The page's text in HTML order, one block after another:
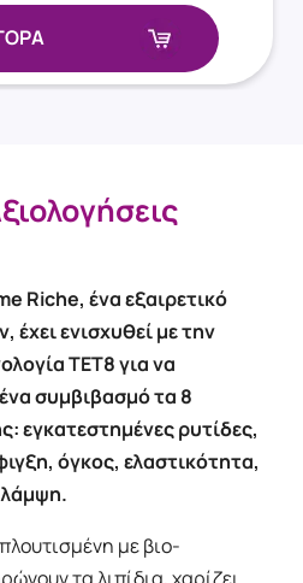
Riche, ένα εξαιρετικό
έχει ενισχυθεί με την
TET8 για να
συμβιβασμό τα 8
εγκατεστημένες ρυτίδες,
όγκος, ελαστικότητα,
με βιο-
τα λιπίδια, χαρίζει